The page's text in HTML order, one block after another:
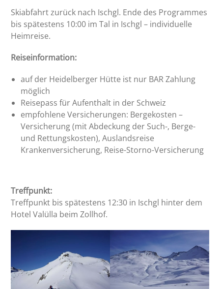
Skiabfahrt zurück nach Ischgl. Ende des Programmes
bis spätestens 10:00 im Tal in Ischgl – individuelle
Heimreise.
Reiseinformation:
auf der Heidelberger Hütte ist nur BAR Zahlung
möglich
Reisepass für Aufenthalt in der Schweiz
empfohlene Versicherungen: Bergekosten –
Versicherung (mit Abdeckung der Such-, Berge-
und Rettungskosten), Auslandsreise
Krankenversicherung, Reise-Storno-Versicherung
Treffpunkt:
Treffpunkt bis spätestens 12:30 in Ischgl hinter dem
Hotel Valülla beim Zollhof.